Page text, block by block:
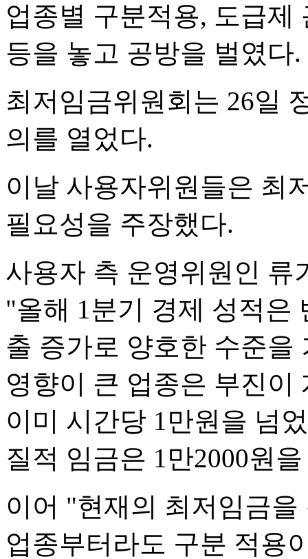
업종별 구분적용, 도급제
등을 놓고 공방을 벌였다.
최저임금위원회는 26일
의를 열었다.
이날 사용자위원들은 최
필요성을 주장했다.
사용자 측 운영위원인 류
"올해 1분기 경제 성적은
출 증가로 양호한 수준을
영향이 큰 업종은 부진
이미 시간당 1만원을 넘
질적 임금은 1만2000원
이어 "현재의 최저임금
업종부터라도 구분 적용